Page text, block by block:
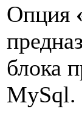
Опция
блока
MySql.